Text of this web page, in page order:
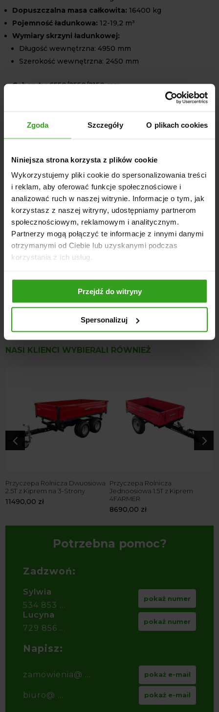
Zgoda Szczegóły O plikach cookies
Niniejsza strona korzysta z plików cookie
Wykorzystujemy pliki cookie do spersonalizowania treści
i reklam, aby oferować funkcje społecznościowe i
analizować ruch w naszej witrynie. Informacje o tym, jak
korzystasz z naszej witryny, udostępniamy partnerom
społecznościowym, reklamowym i analitycznym.
Partnerzy mogą połączyć te informacje z innymi danymi
otrzymanymi od Ciebie lub uzyskanymi podczas
korzystania z ich usług.
Przejdź do witryny
Spersonalizuj
Dopuszczalna masa całkowita: 16400 kg
Pojemność ładunkowa: 12-19,2 m³
Wymiary skrzyni ładunkowej:
Długość wewnętrzna: 4950 mm
Szerokość wewnętrzna: 2450 mm
Gabaryty:6550/2550/2150 mm
Opcje dodatkowe
swojej przyczepy, Techmont oferuje szereg opcji
dodatkowych, takich jak:
Plandeka ze stelażem mocującym
Automatyczny tylny zaczep
Koło zapasowe z mocowaniem
Podsumowanie
Przyczepa PTW 21T to doskonały wybór dla każdego, kto
transportowego. Dzięki innowacyjnym rozwiązaniom
technicznym i bogatemu wyposażeniu, spełni ona
oczekiwania zarówno profesjonalistów, jak i
indywidualnych użytkowników.
NASI KLIENCI WYBIERALI RÓWNIEŻ
4
Przyczepa Rolnicza Dwuosiowa
2.5T z Kiprem na 3-Strony
11490,00 zł
Przyczepa Rolnicza
Jednoosiowa 1.5T z Kiprem
4FARMER
8690,00 zł
5
Potrzebna pomoc?
Zadzwoń:
Sylwia
534 853 ...
pokaż numer
Lucyna
729 856 ...
pokaż numer
Napisz:
zamowienia@ ... pokaż e-mail
biuro@ ... pokaż e-mail